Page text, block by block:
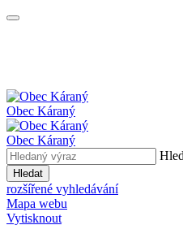
Obec Káraný
Obec Káraný
Hledat
rozšířené vyhledávání
Mapa webu
Vytisknout